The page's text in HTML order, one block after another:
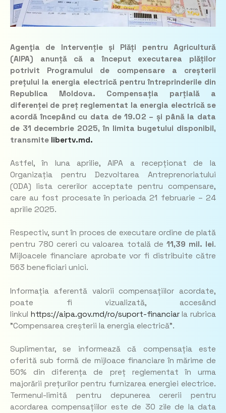
Agenţia de Intervenție și Plăți pentru Agricultură
(AIPA) anunță că a început executarea plăților
potrivit Programului de compensare a creșterii
prețului la energia electrică pentru întreprinderile din
Republica Moldova. Compensația parțială a
diferenței de preț reglementat la energia electrică se
acordă începând cu data de 19.02 – și până la data
de 31 decembrie 2025, în limita bugetului disponibil,
transmite libertv.md.
Astfel, în luna aprilie, AIPA a recepționat de la
Organizația pentru Dezvoltarea Antreprenoriatului
(ODA) lista cererilor acceptate pentru compensare,
care au fost procesate în perioada 21 februarie – 24
aprilie 2025.
Respectiv, sunt în proces de executare ordine de plată
pentru 780 cereri cu valoarea totală de 11,39 mil. lei.
Mijloacele financiare aprobate vor fi distribuite către
563 beneficiari unici.
Informația aferentă valorii compensațiilor acordate,
poate fi vizualizată, accesând
linkul https://aipa.gov.md/ro/suport-financiarla rubrica
”Compensarea creșterii la energia electrică”.
Suplimentar, se informează că compensația este
oferită sub formă de mijloace financiare în mărime de
50% din diferența de preț reglementat în urma
majorării prețurilor pentru furnizarea energiei electrice.
Termenul-limită pentru depunerea cererii pentru
acordarea compensațiilor este de 30 zile de la data